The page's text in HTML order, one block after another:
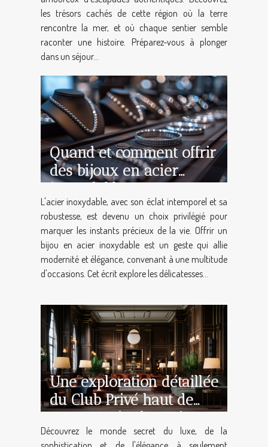
les trésors cachés de cette région où la terre
rencontre la mer, et où chaque sentier semble
raconter une histoire. Préparez-vous à plonger
dans un séjour...
Quand et comment offrir
des bijoux en acier
inoxydable comme
cadeau
L'acier inoxydable, avec son éclat intemporel et sa
robustesse, est devenu un choix privilégié pour
marquer les instants précieux de la vie. Offrir un
bijou en acier inoxydable est un geste qui allie
modernité et élégance, convenant à une multitude
d'occasions. Cet écrit explore les délicatesses...
Une exploration détaillée
du Club Privé haut de
gamme près de Paris
Découvrez le monde secret du luxe, de la